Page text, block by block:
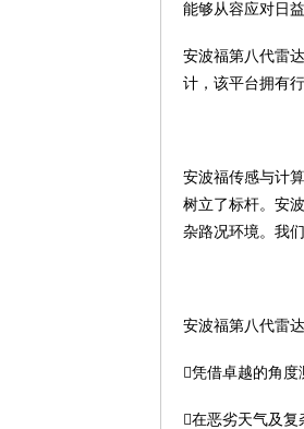
能够从容应对日
安波福第八代雷
计，该平台拥有
安波福传感与计
树立了标杆。安
杂路况环境。我
安波福第八代雷
凭借卓越的角度
在恶劣天气及复